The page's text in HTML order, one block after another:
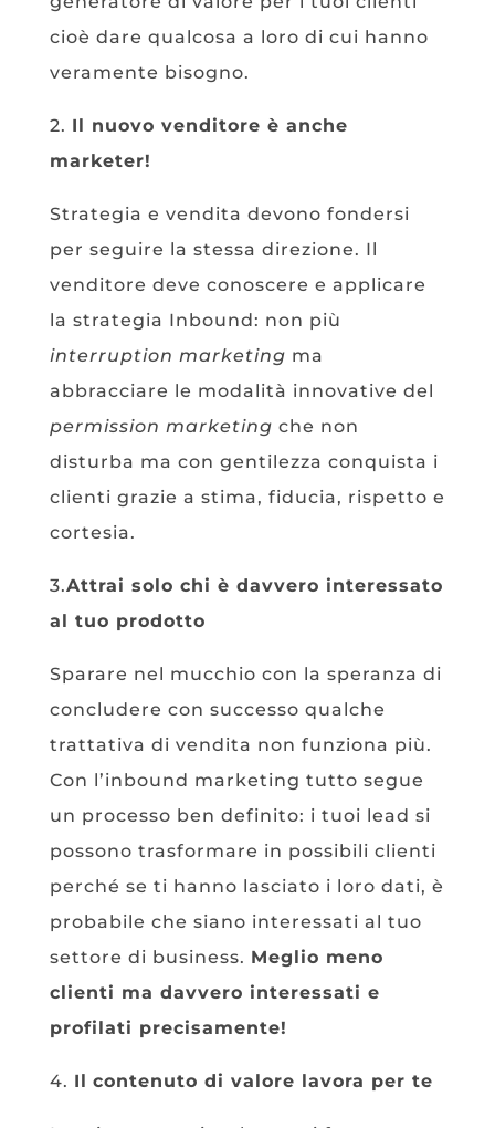
cioè dare qualcosa a loro di cui hanno
veramente bisogno.
2. Il nuovo venditore è anche
marketer!
Strategia e vendita devono fondersi
per seguire la stessa direzione. Il
venditore deve conoscere e applicare
la strategia Inbound: non più
interruption marketing ma
abbracciare le modalità innovative del
permission marketing che non
disturba ma con gentilezza conquista i
clienti grazie a stima, fiducia, rispetto e
cortesia.
3.Attrai solo chi è davvero interessato
al tuo prodotto
Sparare nel mucchio con la speranza di
concludere con successo qualche
trattativa di vendita non funziona più.
Con l’inbound marketing tutto segue
un processo ben definito: i tuoi lead si
possono trasformare in possibili clienti
perché se ti hanno lasciato i loro dati, è
probabile che siano interessati al tuo
settore di business. Meglio meno
clienti ma davvero interessati e
profilati precisamente!
4. Il contenuto di valore lavora per te